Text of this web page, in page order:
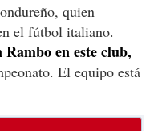
quien
el fútbol italiano.
Rambo en este club,
El equipo está